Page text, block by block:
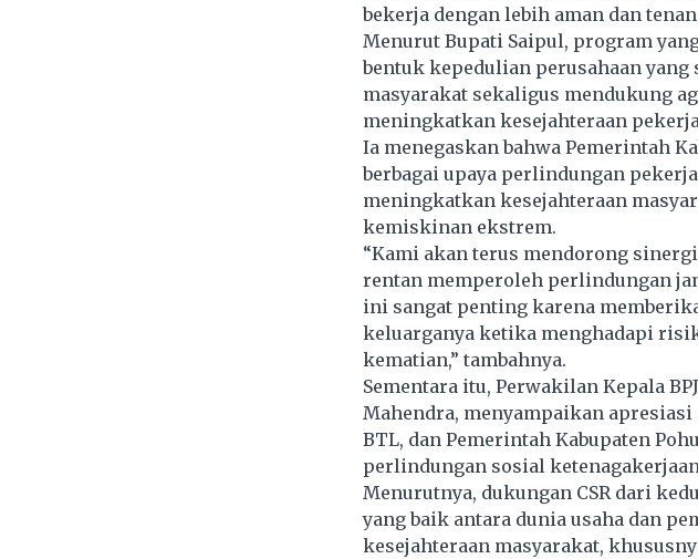
bekerja dengan lebih aman dan
Menurut Bupati Saipul, program
bentuk kepedulian perusahaan yang
masyarakat sekaligus mendukung
meningkatkan kesejahteraan
Ia menegaskan bahwa Pemerintah
berbagai upaya perlindungan
meningkatkan kesejahteraan
kemiskinan ekstrem.
“Kami akan terus mendorong
rentan memperoleh perlindungan
ini sangat penting karena
keluarganya ketika menghadapi
kematian,” tambahnya.
Sementara itu, Perwakilan Kepala
Mahendra, menyampaikan
BTL, dan Pemerintah Kabupaten
perlindungan sosial
Menurutnya, dukungan CSR dari
yang baik antara dunia usaha dan
kesejahteraan masyarakat,